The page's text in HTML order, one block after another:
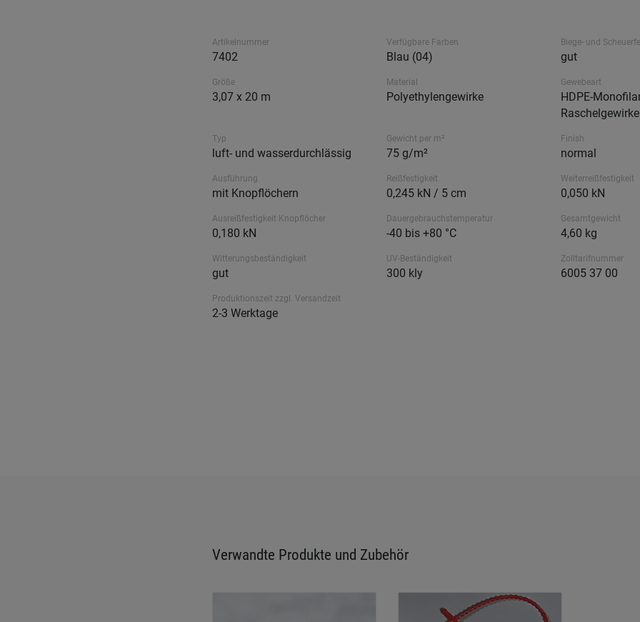
Artikelnummer
7402
Verfügbare Farben
Blau (04)
Biege- und
gut
Größe
3,07 x 20 m
Material
Polyethylengewirke
Gewebeart
HDPE-
Raschelgewirke
Typ
luft- und wasserdurchlässig
Gewicht per m²
75 g/m²
Finish
normal
Ausführung
mit Knopflöchern
Reißfestigkeit
0,245 kN / 5 cm
Weiterreißfestigkeit
0,050 kN
Ausreißfestigkeit Knopflöcher
0,180 kN
Dauergebrauchstemperatur
-40 bis +80 °C
Gesamtgewicht
4,60 kg
Witterungsbeständigkeit
gut
UV-Beständigkeit
300 kly
Zolltarifnummer
6005 37 00
Produktionszeit zzgl. Versandzeit
2-3 Werktage
Verwandte Produkte und Zubehör